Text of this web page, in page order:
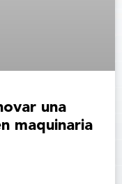
una
maquinaria